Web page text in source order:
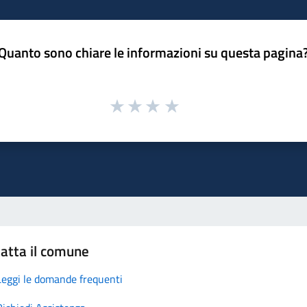
sono chiare le informazioni su questa
il comune
le domande frequenti